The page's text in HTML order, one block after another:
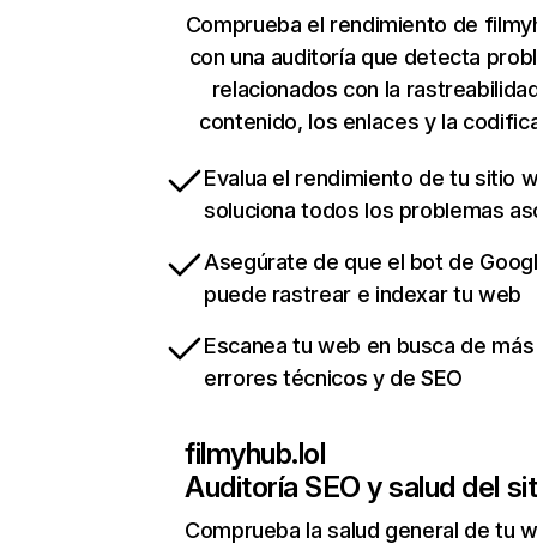
Comprueba el rendimiento de
con una auditoría que detecta
relacionados con la
contenido, los enlaces y la
Evalua el rendimiento de tu sitio
soluciona todos los problemas
Asegúrate de que el bot de
puede rastrear e indexar tu web
Escanea tu web en busca de
errores técnicos y de SEO
filmyhub.lol
Auditoría SEO y salud del
Comprueba la salud general de tu